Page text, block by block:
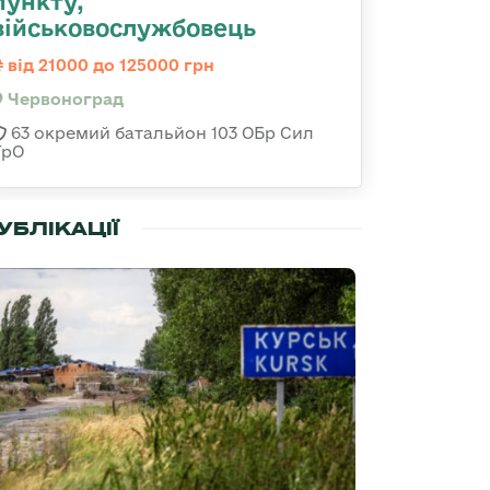
від 21000 до 125000 грн
Червоноград
63 окремий батальйон 103 ОБр Сил